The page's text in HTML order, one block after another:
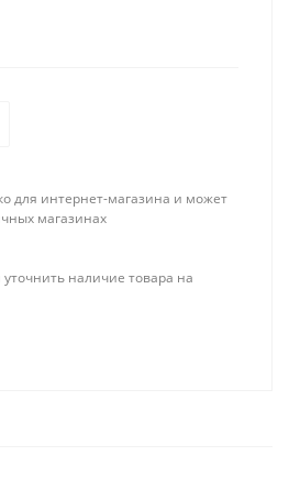
для интернет-магазина и может
магазинах
наличие товара на